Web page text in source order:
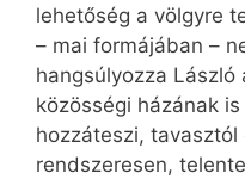
lehetőség a völgyre
– mai formájában –
hangsúlyozza
közösségi házának
hozzáteszi,
rendszeresen,